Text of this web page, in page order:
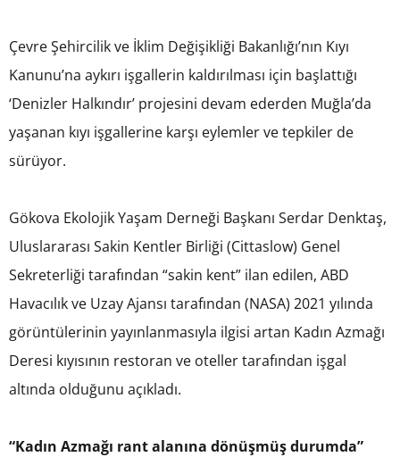
Çevre Şehircilik ve İklim Değişikliği Bakanlığı’nın Kıyı
Kanunu’na aykırı işgallerin kaldırılması için başlattığı
‘Denizler Halkındır’ projesini devam ederden Muğla’da
yaşanan kıyı işgallerine karşı eylemler ve tepkiler de
sürüyor.
Gökova Ekolojik Yaşam Derneği Başkanı Serdar Denktaş,
Uluslararası Sakin Kentler Birliği (Cittaslow) Genel
Sekreterliği tarafından “sakin kent” ilan edilen, ABD
Havacılık ve Uzay Ajansı tarafından (NASA) 2021 yılında
görüntülerinin yayınlanmasıyla ilgisi artan Kadın Azmağı
Deresi kıyısının restoran ve oteller tarafından işgal
altında olduğunu açıkladı.
“Kadın Azmağı rant alanına dönüşmüş durumda”